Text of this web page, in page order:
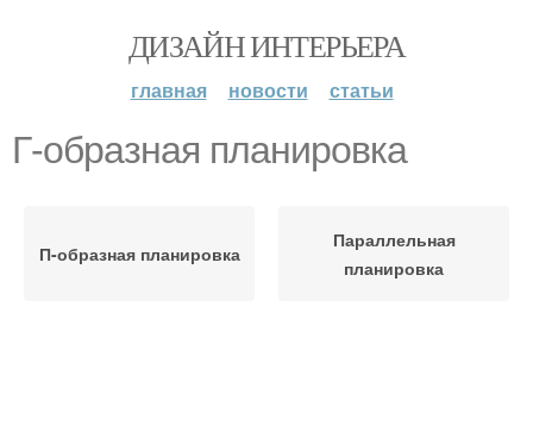
ДИЗАЙН ИНТЕРЬЕРА
главная новости статьи
Г-образная планировка
П-образная планировка
Параллельная
планировка